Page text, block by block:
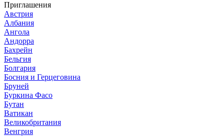
Приглашения
Австрия
Албания
Ангола
Андорра
Бахрейн
Бельгия
Болгария
Босния и Герцеговина
Бруней
Буркина Фасо
Бутан
Ватикан
Великобритания
Венгрия